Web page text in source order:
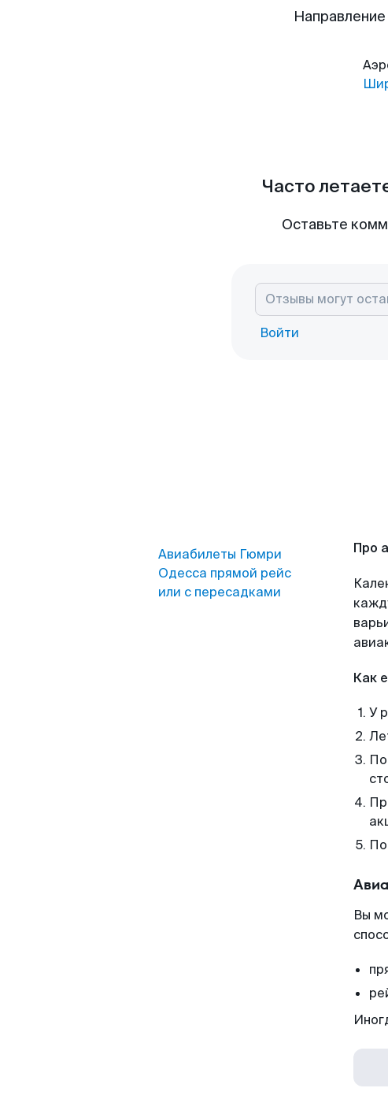
Часто
Оставьте
Войти
Авиабилеты Гюмри
Одесса прямой рейс
или с пересадками
Про
Как
У
Вы